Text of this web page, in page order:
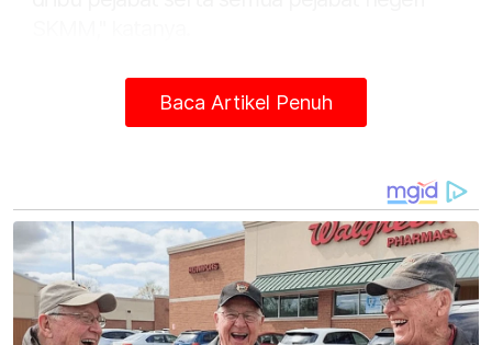
SKMM berkata, demi memastikan
kelangsungan perkhidmatan dan
membendung penularan virus Covid-19,
Perniagaan (PKP) pada 25 Februari lalu.
Menurutnya, antara langkah diambil adalah
seperti membenarkan kakitangan bekerja
dari rumah di samping menyediakan pejabat
Baca Artikel Penuh